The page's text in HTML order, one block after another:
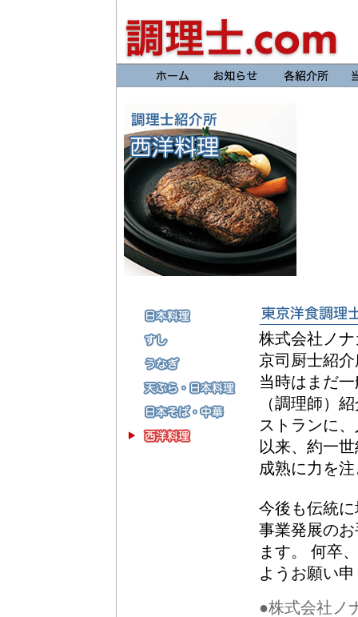
株式会社ノ
京司厨士紹
当時はまだ
（調理師）
ストランに
以来、約一
成熟に力を
今後も伝統
事業発展の
ます。 何卒
ようお願い
●株式会社ノ